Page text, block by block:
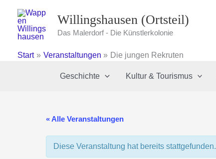
Inhalt
springen
Willingshausen (Ortsteil)
Das Malerdorf - Die Künstlerkolonie
Start Veranstaltungen Die jungen Rekruten
Geschichte Kultur & Tourismus
« Alle Veranstaltungen
Diese Veranstaltung hat bereits stattgefunden.